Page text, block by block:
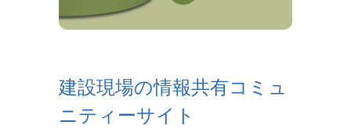
建設現場の情報共有コミュ
ニティーサイト